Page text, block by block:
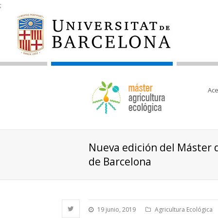
;
Nueva edición del Máster
de Barcelona
19 junio, 2019 Agricultura Ecológica